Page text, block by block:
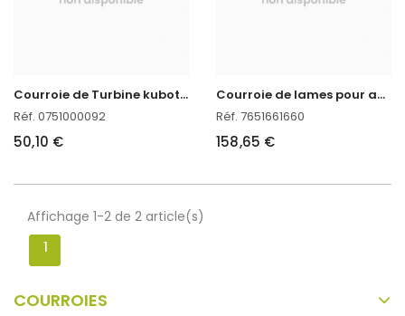
C
ourroie de Turbine kubota pour autoportée T 1700
Réf. 0751000092
50,10 €
C
ourroie de lames pour autoportée Kubota T 1700
Réf. 7651661660
158,65 €
Affichage 1-2 de 2 article(s)
1
COURROIES